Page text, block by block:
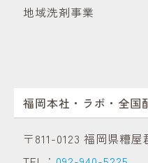
地域洗剤事業
福岡本社・ラボ・ 全国
〒811-0123 福岡県糟